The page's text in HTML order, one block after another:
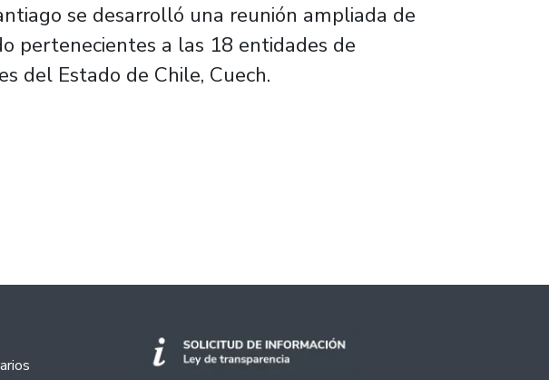
se desarrolló una reunión ampliada de
pertenecientes a las 18 entidades de
del Estado de Chile, Cuech.
del Cuech discuten sobre calidad de vida, inclusión y